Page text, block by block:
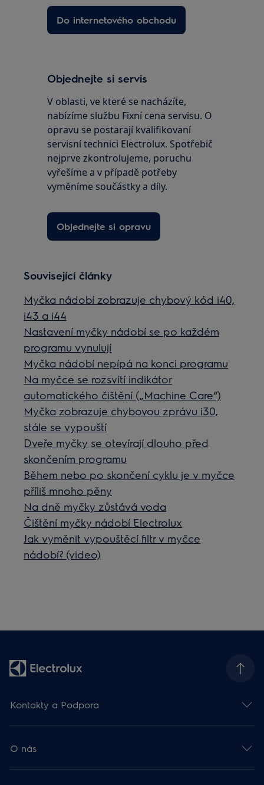
Do internetového obchodu
Objednejte si servis
V oblasti, ve které se nacházíte,
nabízíme službu Fixní cena servisu. O
opravu se postarají kvalifikovaní
servisní technici Electrolux. Spotřebič
nejprve zkontrolujeme, poruchu
vyřešíme a v případě potřeby
vyměníme součástky a díly.
Objednejte si opravu
Související články
Myčka nádobí zobrazuje chybový kód i40,
i43 a i44
Nastavení myčky nádobí se po každém
programu vynulují
Myčka nádobí nepípá na konci programu
Na myčce se rozsvítí indikátor
automatického čištění („Machine Care“)
Myčka zobrazuje chybovou zprávu i30,
stále se vypouští
Dveře myčky se otevírají dlouho před
skončením programu
Během nebo po skončení cyklu je v myčce
příliš mnoho pěny
Na dně myčky zůstává voda
Čištění myčky nádobí Electrolux
Jak vyměnit vypouštěcí filtr v myčce
nádobí? (video)
Kontakty a Podpora
O nás